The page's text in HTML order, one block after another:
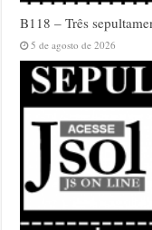
B118 – Três
5 de agosto de 2026